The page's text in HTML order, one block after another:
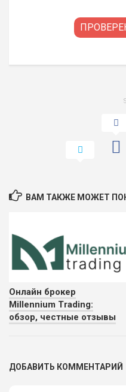
ВАМ ТАКЖЕ МОЖЕТ
Онлайн брокер
Millennium Trading:
обзор, честные отзывы
ДОБАВИТЬ КОММЕНТАРИЙ